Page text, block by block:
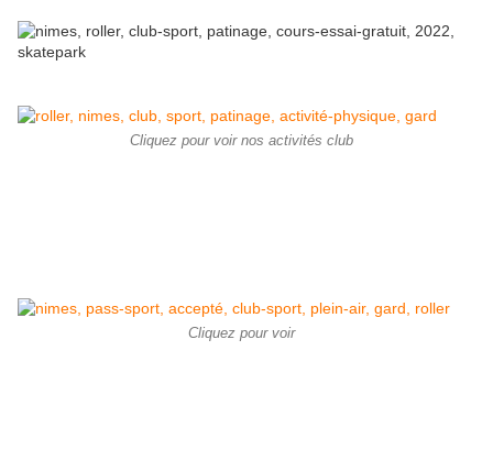
Cliquez pour voir nos activités club
Cliquez pour voir